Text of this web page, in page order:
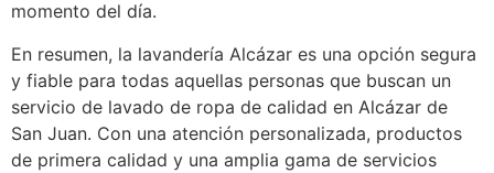
momento del día.
En resumen, la lavandería Alcázar es una opción segura
y fiable para todas aquellas personas que buscan un
servicio de lavado de ropa de calidad en Alcázar de
San Juan. Con una atención personalizada, productos
de primera calidad y una amplia gama de servicios